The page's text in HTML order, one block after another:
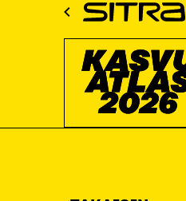
Sitra
Kasvuatlas
ETUSIVU KASVUATLAS